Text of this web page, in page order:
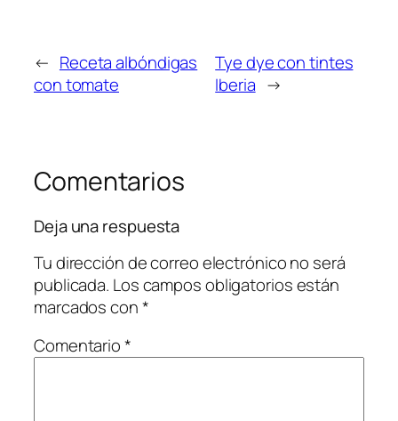
← Receta albóndigas
con tomate
Tye dye con tintes
Iberia →
Comentarios
Deja una respuesta
Tu dirección de correo electrónico no será
publicada. Los campos obligatorios están
marcados con*
Comentario*